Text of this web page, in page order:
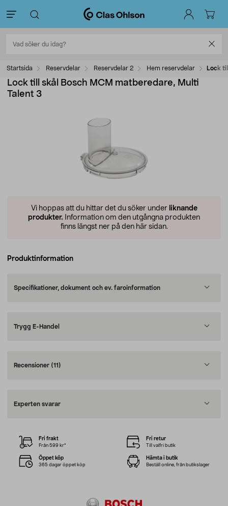
Startsida Reservdelar Reservdelar 2 Hem reservdelar Lock
Lock till skål Bosch MCM matberedare, Multi
Talent 3
Vi hoppas att du hittar det du söker under liknande
produkter. Information om den utgångna produkten
finns längst ner på den här sidan.
Produktinformation
Specifikationer, dokument och ev. faroinformation
Trygg E-Handel
Recensioner (11)
Experten svarar
Fri frakt
Från 599 kr*
Fri retur
Till valfri butik
Öppet köp
365 dagar öppet köp
Hämta i butik
Beställ online, från butikslager